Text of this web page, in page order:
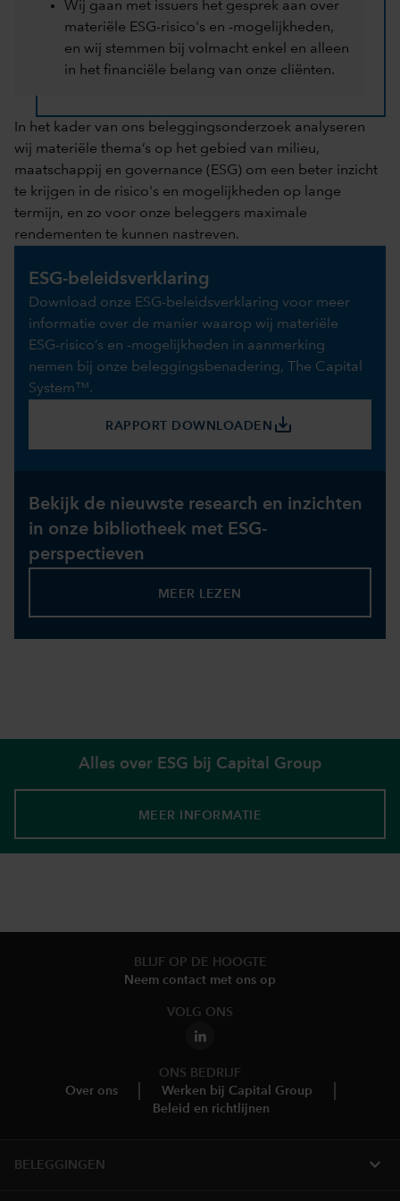
Wij gaan met issuers het gesprek aan over
materiële ESG-risico's en -mogelijkheden,
en wij stemmen bij volmacht enkel en alleen
in het financiële belang van onze cliënten.
In het kader van ons beleggingsonderzoek analyseren
wij materiële thema’s op het gebied van milieu,
maatschappij en governance (ESG) om een beter inzicht
te krijgen in de risico's en mogelijkheden op lange
termijn, en zo voor onze beleggers maximale
rendementen te kunnen nastreven.
ESG-beleidsverklaring
Download onze ESG-beleidsverklaring voor meer
informatie over de manier waarop wij materiële
ESG-risico’s en -mogelijkheden in aanmerking
nemen bij onze beleggingsbenadering, The Capital
System™.
RAPPORT DOWNLOADEN save_alt
Bekijk de nieuwste research en inzichten
in onze bibliotheek met ESG-
perspectieven
MEER LEZEN
Alles over ESG bij Capital Group
MEER INFORMATIE
BLIJF OP DE HOOGTE
Neem contact met ons op
VOLG ONS
ONS BEDRIJF
Over ons
Werken bij Capital Group
Beleid en richtlijnen
BELEGGINGEN expand_more